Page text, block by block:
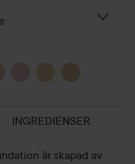
INGREDIENSER
är skapad av